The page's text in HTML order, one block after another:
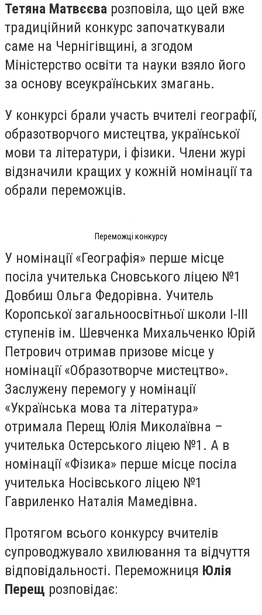
Тетяна Матвєєва розповіла, що цей вже
традиційний конкурс започаткували
саме на Чернігівщині, а згодом
Міністерство освіти та науки взяло його
за основу всеукраїнських змагань.
У конкурсі брали участь вчителі географії,
образотворчого мистецтва, української
мови та літератури, і фізики. Члени журі
відзначили кращих у кожній номінації та
обрали переможців.
Переможці конкурсу
У номінації «Географія» перше місце
посіла учителька Сновського ліцею №1
Довбиш Ольга Федорівна. Учитель
Коропської загальноосвітньої школи І-ІІІ
ступенів ім. Шевченка Михальченко Юрій
Петрович отримав призове місце у
номінації «Образотворче мистецтво».
Заслужену перемогу у номінації
«Українська мова та література»
отримала Перещ Юлія Миколаївна –
учителька Остерського ліцею №1. А в
номінації «Фізика» перше місце посіла
учителька Носівського ліцею №1
Гавриленко Наталія Мамедівна.
Протягом всього конкурсу вчителів
супроводжувало хвилювання та відчуття
відповідальності. Переможниця Юлія
Перещ розповідає: